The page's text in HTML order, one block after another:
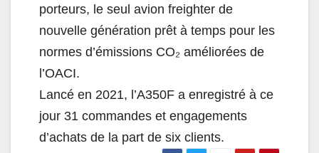
porteurs, le seul avion freighter de
nouvelle génération prêt à temps pour les
normes d’émissions CO₂ améliorées de
l’OACI.
Lancé en 2021, l’A350F a enregistré à ce
jour 31 commandes et engagements
d’achats de la part de six clients.